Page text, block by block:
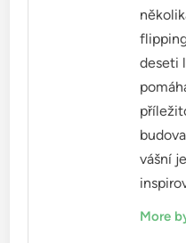
deseti
vášní
More